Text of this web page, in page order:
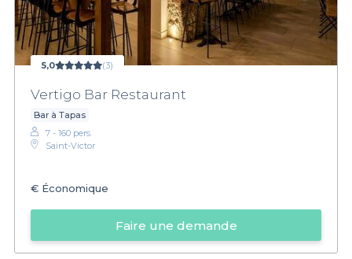
5,0 (3)
Vertigo Bar Restaurant
Bar à Tapas
7 - 160 pers.
Saint-Victor
€ Économique
Faire une demande